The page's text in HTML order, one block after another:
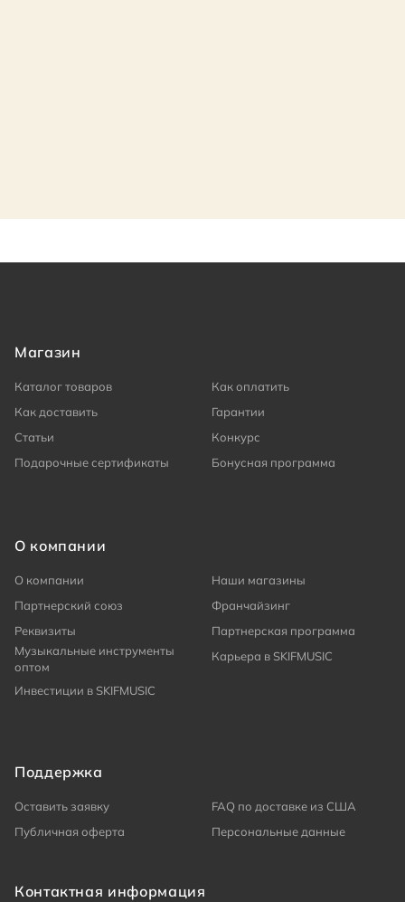
Магазин
Каталог товаров
Как оплатить
Как доставить
Гарантии
Статьи
Конкурс
Подарочные сертификаты
Бонусная программа
О компании
О компании
Наши магазины
Партнерский союз
Франчайзинг
Реквизиты
Партнерская программа
Музыкальные инструменты
оптом
Карьера в SKIFMUSIC
Инвестиции в SKIFMUSIC
Поддержка
Оставить заявку
FAQ по доставке из США
Публичная оферта
Персональные данные
Контактная информация